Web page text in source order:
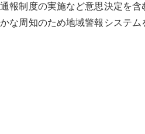
報制度の実施など意思決定を
な周知のため地域警報システ